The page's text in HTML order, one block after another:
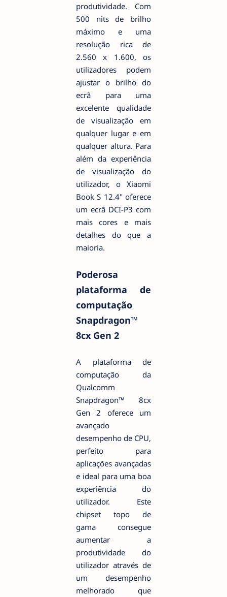
produtividade. Com
500 nits de brilho
máximo e uma
resolução rica de
2.560 x 1.600, os
utilizadores podem
ajustar o brilho do
ecrã para uma
excelente qualidade
de visualização em
qualquer lugar e em
qualquer altura. Para
além da experiência
de visualização do
utilizador, o Xiaomi
Book S 12.4" oferece
um ecrã DCI-P3 com
mais cores e mais
detalhes do que a
maioria.
Poderosa
plataforma de
computação
Snapdragon™
8cx Gen 2
A plataforma de
computação da
Qualcomm
Snapdragon™ 8cx
Gen 2 oferece um
avançado
desempenho de CPU,
perfeito para
aplicações avançadas
e ideal para uma boa
experiência do
utilizador. Este
chipset topo de
gama consegue
aumentar a
produtividade do
utilizador através de
um desempenho
melhorado que